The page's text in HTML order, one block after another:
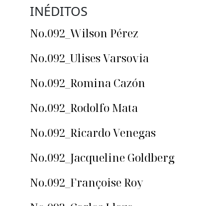
INÉDITOS
No.092_Wilson Pérez
No.092_Ulises Varsovia
No.092_Romina Cazón
No.092_Rodolfo Mata
No.092_Ricardo Venegas
No.092_Jacqueline Goldberg
No.092_Françoise Roy